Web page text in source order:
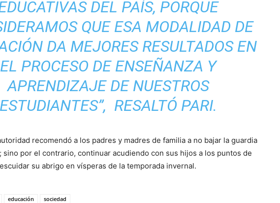
DEL PAÍS, PORQUE
QUE ESA MODALIDAD DE
DA MEJORES RESULTADOS EN
EL PROCESO DE ENSEÑANZA Y
APRENDIZAJE DE NUESTROS
ESTUDIANTES”, RESALTÓ PARI.
recomendó a los padres y madres de familia a no bajar la guardia
sino por el contrario, continuar acudiendo con sus hijos a los puntos de
su abrigo en vísperas de la temporada invernal.
educación sociedad